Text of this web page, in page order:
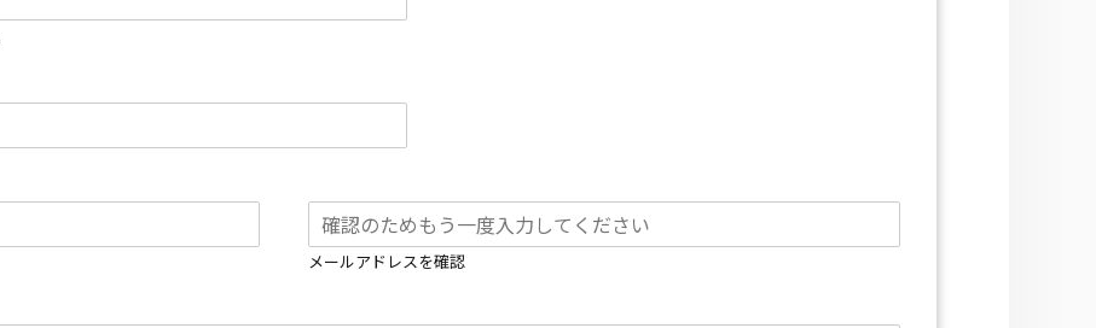
メールアドレスを確認